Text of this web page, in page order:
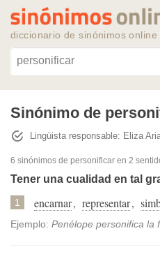
diccionario de sinónimos online
Sinónimos
Temas
Temas
Sinónimo de
Lingüista responsable: Eliza
6 sinónimos de personificar en 2
Tener una cualidad en tal
1 encarnar, representar,
Ejemplo: Penélope personifica la